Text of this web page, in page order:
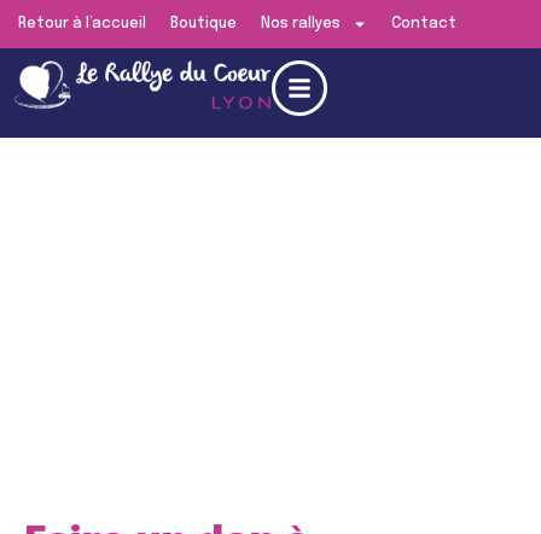
Retour à l’accueil Boutique Nos rallyes Contact